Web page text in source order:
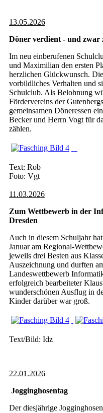
13.05.2026
Döner verdient - und zwar
Im neu einberufenen
und Maximilian den ersten
herzlichen Glückwunsch.
vorbildliches Verhalten und
Schulclub. Als Belohnung
Fördervereins der
gemeinsamen Döneressen
Becker und Herrn Vogt für
zählen.
Text: Rob
Foto: Vgt
11.03.2026
Zum Wettbewerb in der
Dresden
Auch in diesem Schuljahr
Januar am Regional-
jeweils drei Besten aus
Auszeichnung und durften
Landeswettbewerb
erfolgreich bearbeiteter
wunderschönen Ausflug in
Kinder darüber war groß.
Text/Bild: Idz
22.01.2026
Jogginghosentag
Der diesjährige